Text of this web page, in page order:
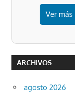
Ver más
ARCHIVOS
agosto 2026